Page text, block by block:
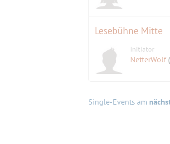
Lesebühne Mitte
Initiator
NetterWolf
Single-Events am